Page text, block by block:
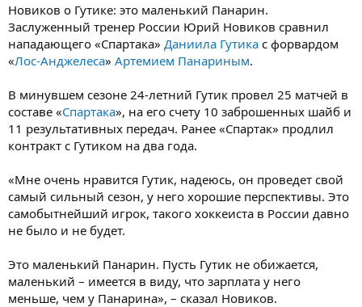
Новиков о Гутике: это маленький Панарин.
Заслуженный тренер России Юрий Новиков сравнил
нападающего «Спартака» Даниила Гутика с форвардом
«Лос‑Анджелеса» Артемием Панариным.
В минувшем сезоне 24‑летний Гутик провел 25 матчей в
составе «Спартака», на его счету 10 заброшенных шайб и
11 результативных передач. Ранее «Спартак» продлил
контракт с Гутиком на два года.
«Мне очень нравится Гутик, надеюсь, он проведет свой
самый сильный сезон, у него хорошие перспективы. Это
самобытнейший игрок, такого хоккеиста в России давно
не было и не будет.
Это маленький Панарин. Пусть Гутик не обижается,
маленький – имеется в виду, что зарплата у него
меньше, чем у Панарина», – сказал Новиков.